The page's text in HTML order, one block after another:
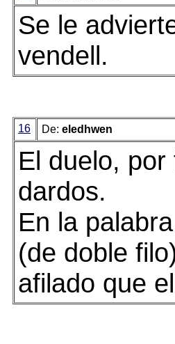
Se le
vendell.
16 De: eledhwen
El duelo,
dardos.
En la
(de doble
afilado que